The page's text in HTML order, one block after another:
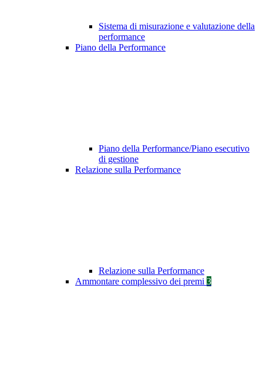
Sistema di misurazione e valutazione della
performance
Piano della Performance
Piano della Performance/Piano esecutivo
di gestione
Relazione sulla Performance
Relazione sulla Performance
Ammontare complessivo dei premi 3